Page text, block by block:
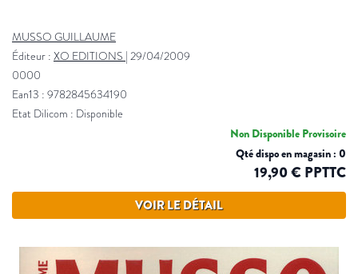
MUSSO GUILLAUME
Éditeur : XO EDITIONS | 29/04/2009
0000
Ean13 : 9782845634190
Etat Dilicom : Disponible
Non Disponible Provisoire
Qté dispo en magasin : 0
19,90 € PPTTC
VOIR LE DÉTAIL